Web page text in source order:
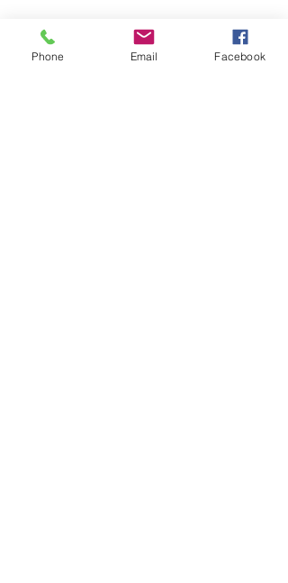
Möjlighet #1:
Vi fixar detaljerna -
Phone Email Facebook